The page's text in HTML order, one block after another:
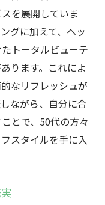
を展開していま
グに加えて、ヘッ
トータルビューテ
ります。これによ
なリフレッシュが
ながら、自分に合
とで、50代の方々
スタイルを手に入